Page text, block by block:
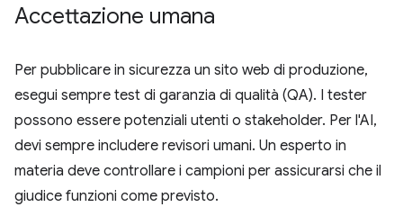
Accettazione umana
Per pubblicare in sicurezza un sito web di produzione,
esegui sempre test di garanzia di qualità (QA). I tester
possono essere potenziali utenti o stakeholder. Per l'AI,
devi sempre includere revisori umani. Un esperto in
materia deve controllare i campioni per assicurarsi che il
giudice funzioni come previsto.